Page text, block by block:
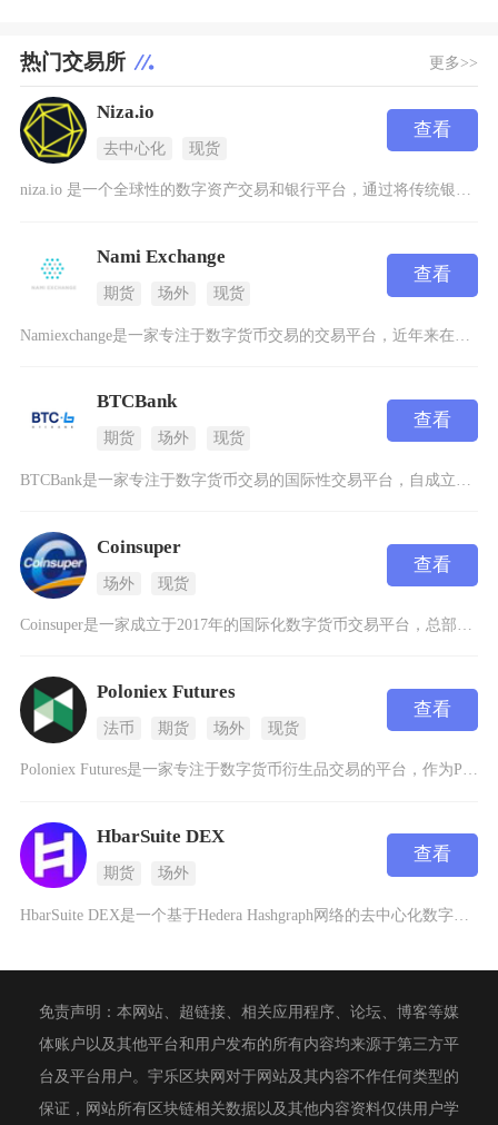
热门交易所 更多>>
Niza.io
去中心化 现货
查看
niza.io 是一个全球性的数字资产交易和银行平台，通过将传统银行服务与加密货币交易无缝
Nami Exchange
期货 场外 现货
查看
BTCBank
期货 场外 现货
查看
Coinsuper
场外 现货
查看
Poloniex Futures
法币 期货 场外 现货
查看
Poloniex Futures是一家专注于数字货币衍生品交易的平台，作为Poloniex
HbarSuite DEX
期货 场外
查看
HbarSuite DEX是一个基于Hedera Hashgraph网络的去中心化数字货币
免责声明：本网站、超链接、相关应用程序、论坛、博客等媒
体账户以及其他平台和用户发布的所有内容均来源于第三方平
台及平台用户。宇乐区块网对于网站及其内容不作任何类型的
保证，网站所有区块链相关数据以及其他内容资料仅供用户学